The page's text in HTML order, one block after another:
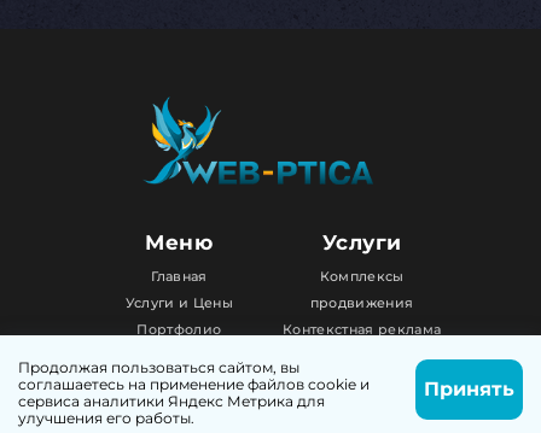
Меню
Главная
Услуги и Цены
Портфолио
Блог
Контакты
Услуги
Комплексы
продвижения
Контекстная реклама
SEO продвижение
Поддержка сайта
Создание сайта
Написать Позвонить
Продолжая пользоваться сайтом, вы
соглашаетесь на применение файлов cookie и
сервиса аналитики Яндекс Метрика для
улучшения его работы.
Принять